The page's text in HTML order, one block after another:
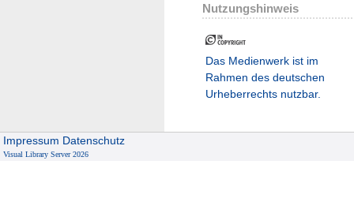
Nutzungshinweis
Das Medienwerk ist im
Rahmen des deutschen
Urheberrechts nutzbar.
Impressum Datenschutz
Visual Library Server 2026